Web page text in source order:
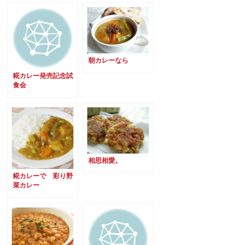
糀カレー発売記念試
食会
朝カレーなら
糀カレーで 彩り野
菜カレー
相思相愛。